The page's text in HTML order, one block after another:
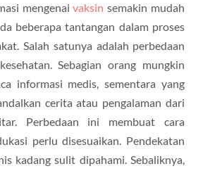
mengenaivaksin semakin mudah
beberapa tantangan dalam proses
Salah satunya adalah perbedaan
Sebagian orang mungkin
informasi medis, sementara yang
cerita atau pengalaman dari
Perbedaan ini membuat cara
perlu disesuaikan. Pendekatan
kadang sulit dipahami. Sebaliknya,